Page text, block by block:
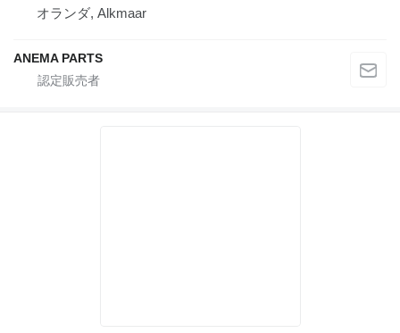
オランダ, Alkmaar
ANEMA PARTS